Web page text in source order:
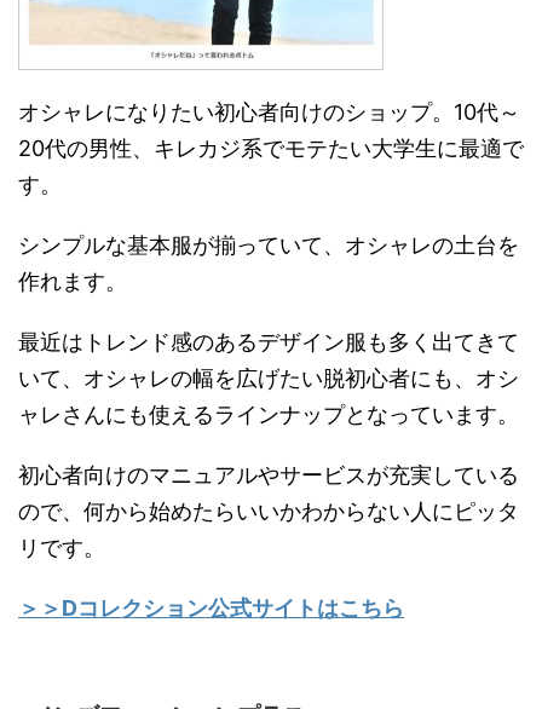
オシャレになりたい初心者向けのショップ。10代～
20代の男性、キレカジ系でモテたい大学生に最適で
す。
シンプルな基本服が揃っていて、オシャレの土台を
作れます。
最近はトレンド感のあるデザイン服も多く出てきて
いて、オシャレの幅を広げたい脱初心者にも、オシ
ャレさんにも使えるラインナップとなっています。
初心者向けのマニュアルやサービスが充実している
ので、何から始めたらいいかわからない人にピッタ
リです。
＞＞Dコレクション公式サイトはこちら